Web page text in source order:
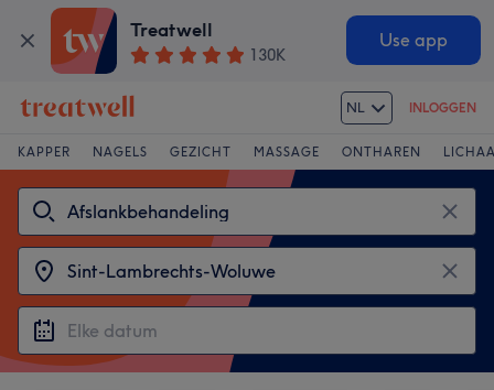
Treatwell
130K
Use app
NL INLOGGEN
KAPPER NAGELS GEZICHT MASSAGE ONTHAREN